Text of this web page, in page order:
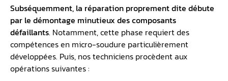
Subséquemment, la réparation proprement dite débute
par le démontage minutieux des composants
défaillants. Notamment, cette phase requiert des
compétences en micro-soudure particulièrement
développées. Puis, nos techniciens procèdent aux
opérations suivantes :